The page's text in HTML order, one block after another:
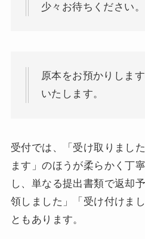
少々お待ちください。
原本をお預かりしま
いたします。
受付では、「受け取りまし
ます」のほうが柔らかく丁
し、単なる提出書類で返却
領しました」「受け付けま
ともあります。